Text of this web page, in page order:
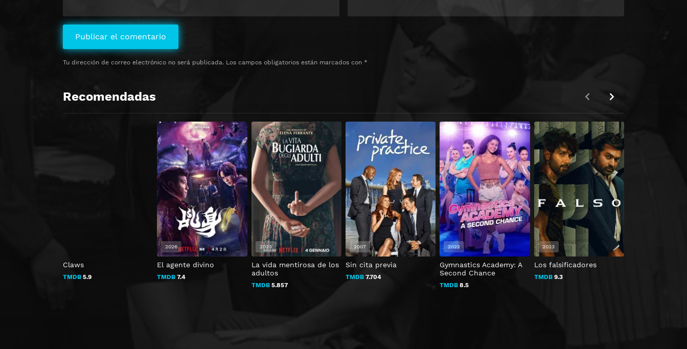
Tu dirección de correo electrónico no será publicada. Los campos obligatorios están marcados con *
Recomendadas
Claws
TMDB 5.9
El agente divino
TMDB 7.4
2026
La vida mentirosa de los
adultos
TMDB5.857
2023
Sin cita previa
TMDB7.704
2007
Gymnastics Academy: A
Second Chance
TMDB 8.5
2022
Los falsificadores
TMDB9.3
2023